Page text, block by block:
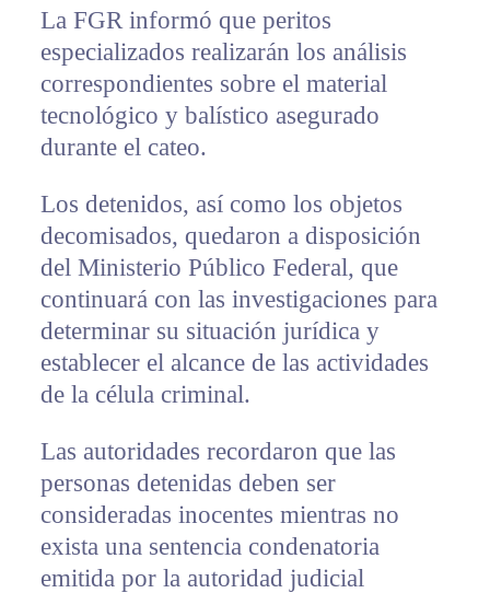
La FGR informó que peritos
especializados realizarán los análisis
correspondientes sobre el material
tecnológico y balístico asegurado
durante el cateo.
Los detenidos, así como los objetos
decomisados, quedaron a disposición
del Ministerio Público Federal, que
continuará con las investigaciones para
determinar su situación jurídica y
establecer el alcance de las actividades
de la célula criminal.
Las autoridades recordaron que las
personas detenidas deben ser
consideradas inocentes mientras no
exista una sentencia condenatoria
emitida por la autoridad judicial